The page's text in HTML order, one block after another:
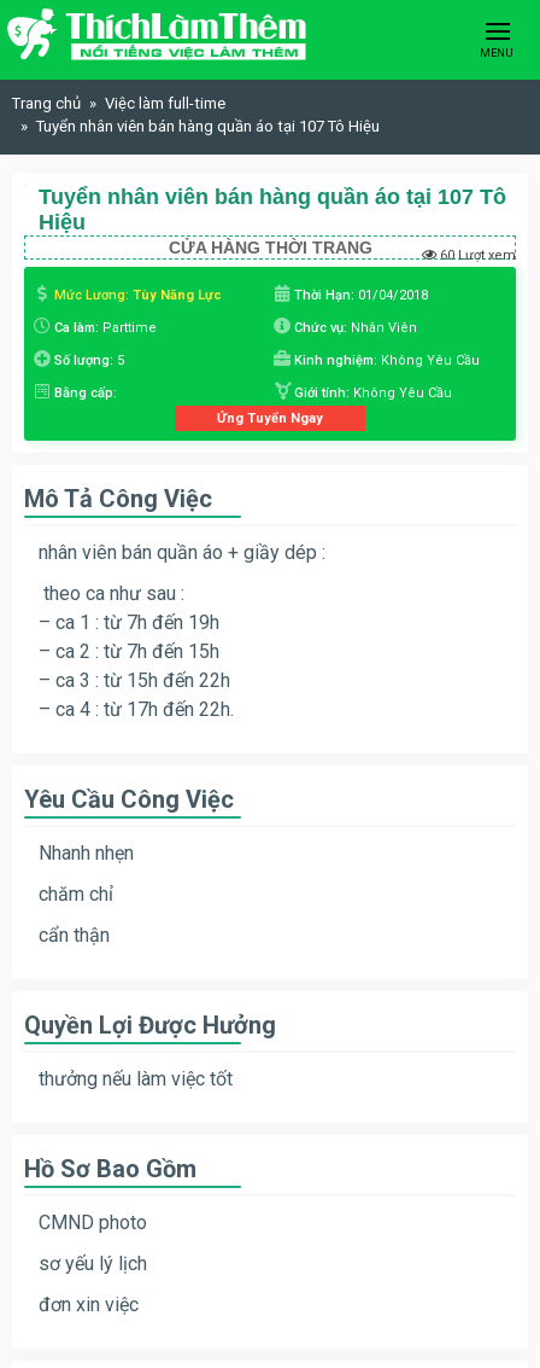
Skip to content
MENU
Trang chủ
Việc làm full-time
Tuyển nhân viên bán hàng quần áo tại 107 Tô Hiệu
Tuyển nhân viên bán hàng quần áo tại 107 Tô
Hiệu
CỬA HÀNG THỜI TRANG 60 Lượt xem
Mức Lương: Tùy Năng Lực Thời Hạn: 01/04/2018
Ca làm: Parttime Chức vụ: Nhân Viên
Số lượng: 5 Kinh nghiệm: Không Yêu Cầu
Bằng cấp: Giới tính: Không Yêu Cầu
Ứng Tuyển Ngay
Mô Tả Công Việc
nhân viên bán quần áo + giầy dép :
theo ca như sau :
– ca 1 : từ 7h đến 19h
– ca 2 : từ 7h đến 15h
– ca 3 : từ 15h đến 22h
– ca 4 : từ 17h đến 22h.
Yêu Cầu Công Việc
Nhanh nhẹn
chăm chỉ
cẩn thận
Quyền Lợi Được Hưởng
thưởng nếu làm việc tốt
Hồ Sơ Bao Gồm
CMND photo
sơ yếu lý lịch
đơn xin việc